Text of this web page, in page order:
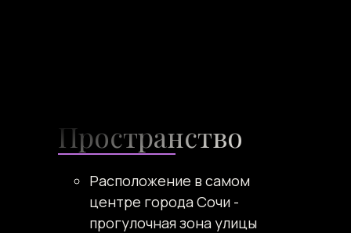
Пространство
Расположение в самом
центре города Сочи -
прогулочная зона улицы